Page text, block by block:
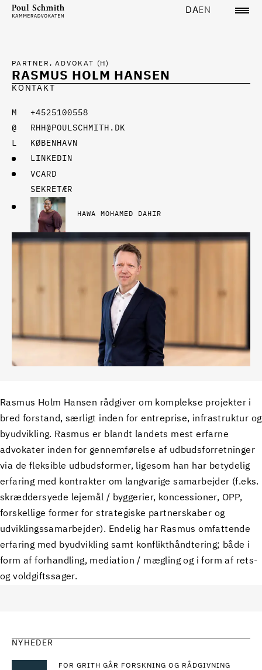
DAEN
RASMUS HOLM HANSEN
PARTNER, ADVOKAT (H)
KONTAKT
+4525100558
RHH@POULSCHMITH.DK
KØBENHAVN
LINKEDIN
VCARD
SEKRETÆR
HAWA MOHAMED DAHIR
Rasmus Holm Hansen rådgiver om komplekse projekter i
bred forstand, særligt inden for entreprise, infrastruktur og
byudvikling. Rasmus er blandt landets mest erfarne
advokater inden for gennemførelse af udbudsforretninger
via de fleksible udbudsformer, ligesom han har betydelig
erfaring med kontrakter om langvarige samarbejder (f.eks.
skræddersyede lejemål / byggerier, koncessioner, OPP,
forskellige former for strategiske partnerskaber og
udviklingssamarbejder). Endelig har Rasmus omfattende
erfaring med byudvikling samt konflikthåndtering; både i
form af forhandling, mediation / mægling og i form af rets-
og voldgiftssager.
NYHEDER
FOR GRITH GÅR FORSKNING OG RÅDGIVNING